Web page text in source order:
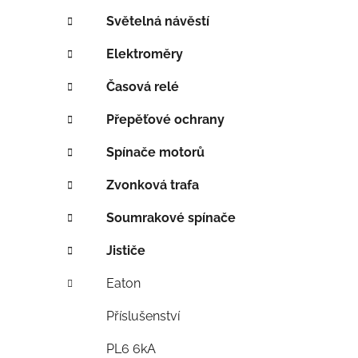
p
a
e
Světelná návěstí
Elektroměry
Časová relé
Přepěťové ochrany
Spínače motorů
Zvonková trafa
Soumrakové spínače
Jističe
Eaton
Příslušenství
PL6 6kA